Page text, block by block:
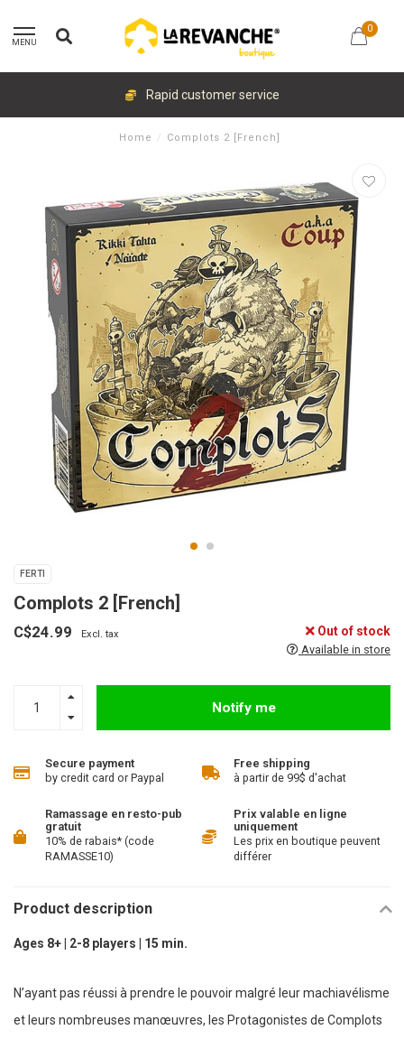
MENU
0
Rapid customer service
Home / Complots 2 [French]
FERTI
Complots 2 [French]
C$24.99 Excl. tax Out of stock
Available in store
Notify me
Secure payment
by credit card or Paypal
Free shipping
à partir de 99$ d'achat
Ramassage en resto-pub
gratuit
10% de rabais* (code
RAMASSE10)
Prix valable en ligne
uniquement
Les prix en boutique peuvent
différer
Product description
Ages 8+ | 2-8 players | 15 min.
N’ayant pas réussi à prendre le pouvoir malgré leur machiavélisme
et leurs nombreuses manœuvres, les Protagonistes de Complots